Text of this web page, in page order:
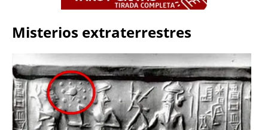
Misterios extraterrestres